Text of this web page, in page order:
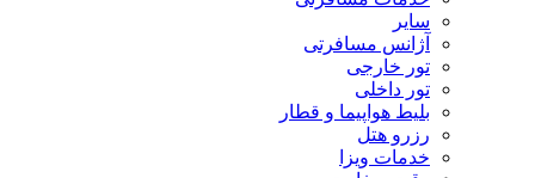
سایر
آژانس مسافرتی
تور خارجی
تور داخلی
بلیط هواپیما و قطار
رزرو هتل
خدمات ویزا